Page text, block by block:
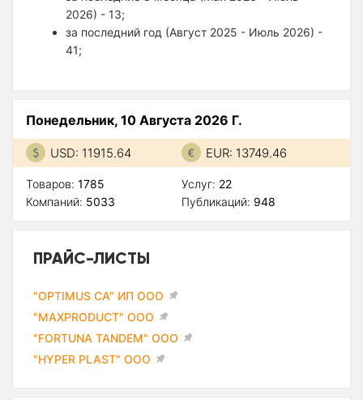
2026) - 13;
за последний год (Август 2025 - Июль 2026) -
41;
Понедельник, 10 Августа 2026 Г.
USD: 11915.64 EUR: 13749.46
Товаров: 1785
Компаний: 5033
Услуг: 22
Публикаций: 948
ПРАЙС-ЛИСТЫ
"OPTIMUS CA" ИП ООО
"MAXPRODUCT" ООО
"FORTUNA TANDEM" ООО
"HYPER PLAST" ООО